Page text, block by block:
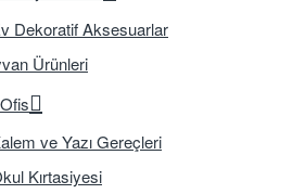
Dekoratif Aksesuarlar
Ürünleri
ve Yazı Gereçleri
Kırtasiyesi